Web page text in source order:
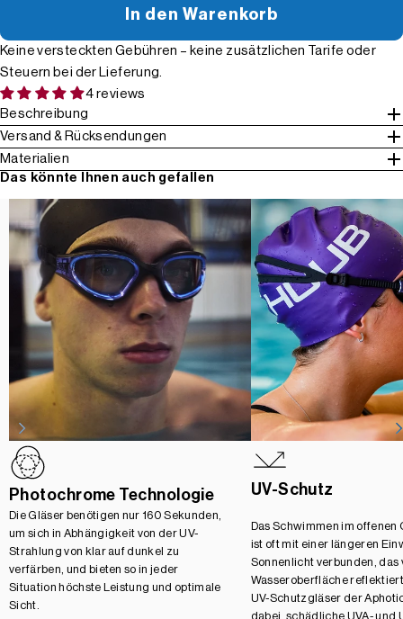
In den Warenkorb
Keine versteckten Gebühren – keine zusätzlichen Tarife oder
Steuern bei der Lieferung.
4 reviews
Beschreibung
Versand & Rücksendungen
Materialien
Das könnte Ihnen auch gefallen
Photochrome Technologie
Die Gläser benötigen nur 160 Sekunden,
um sich in Abhängigkeit von der UV-
Strahlung von klar auf dunkel zu
verfärben, und bieten so in jeder
Situation höchste Leistung und optimale
Sicht.
UV-Schutz
Das Schwimmen im offenen
ist oft mit einer längeren
Sonnenlicht verbunden, das
Wasseroberfläche
UV-Schutzgläser der
dabei, schädliche UVA- und